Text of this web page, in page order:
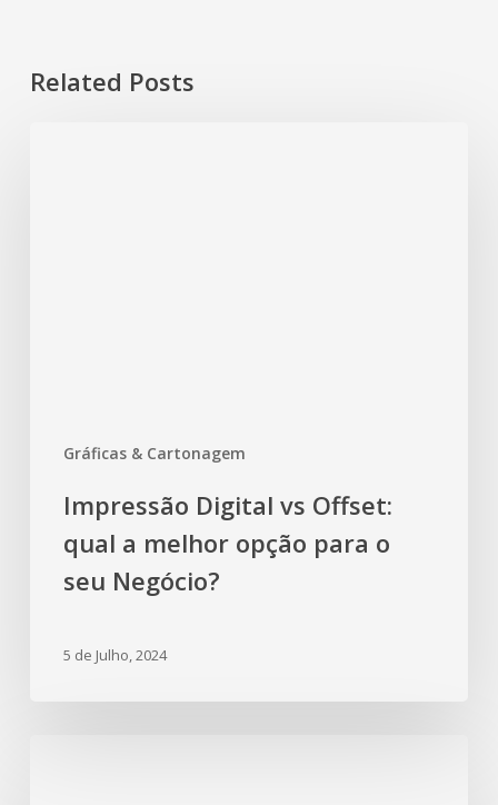
Related Posts
Gráficas & Cartonagem
Impressão Digital vs Offset:
qual a melhor opção para o
seu Negócio?
5 de Julho, 2024